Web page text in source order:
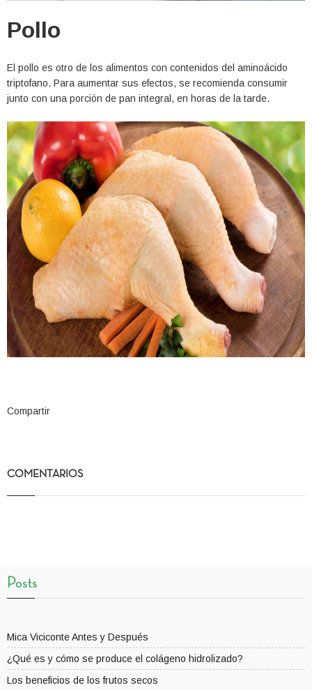
Pollo
El pollo es otro de los alimentos con contenidos del aminoácido
triptofano. Para aumentar sus efectos, se recomienda consumir
junto con una porción de pan integral, en horas de la tarde.
Compartir
COMENTARIOS
Posts
Mica Viciconte Antes y Después
¿Qué es y cómo se produce el colágeno hidrolizado?
Los beneficios de los frutos secos